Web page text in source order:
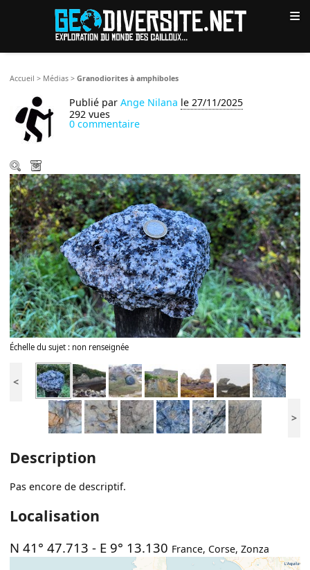
≡
Accueil > Médias >Granodiorites à amphiboles
Publié parAnge Nilana le 27/11/2025
292 vues
0 commentaire
Échelle du sujet : non renseignée
<
>
Description
Pas encore de descriptif.
Localisation
N 41° 47.713 - E 9° 13.130 France, Corse,Zonza